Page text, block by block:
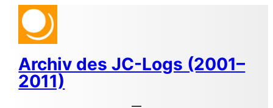
Zum
Inhalt
springen
Archiv des JC-Logs (2001–
2011)